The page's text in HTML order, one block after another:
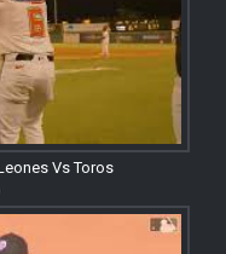
Vs Toros